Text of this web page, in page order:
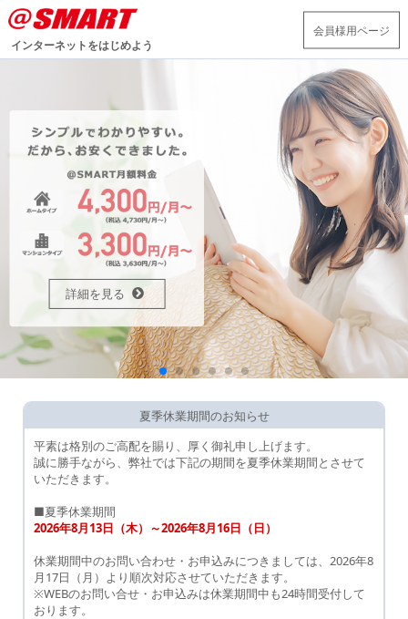
インターネットをはじめよう
会員様用ページ
詳細を見る
夏季休業期間のお知らせ
平素は格別のご高配を賜り、厚く御礼申し上げます。
誠に勝手ながら、弊社では下記の期間を夏季休業期間とさせて
いただきます。
■夏季休業期間
2026年8月13日（木）～2026年8月16日（日）
休業期間中のお問い合わせ・お申込みにつきましては、2026年8
月17日（月）より順次対応させていただきます。
※WEBのお問い合せ・お申込みは休業期間中も24時間受付して
おります。